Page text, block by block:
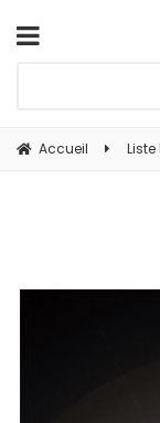
Accueil